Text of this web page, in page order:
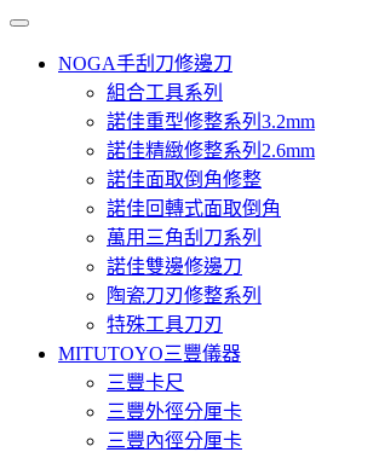
NOGA手刮刀修邊刀
組合工具系列
諾佳重型修整系列3.2mm
諾佳精緻修整系列2.6mm
諾佳面取倒角修整
諾佳回轉式面取倒角
萬用三角刮刀系列
諾佳雙邊修邊刀
陶瓷刀刃修整系列
特殊工具刀刃
MITUTOYO三豐儀器
三豐卡尺
三豐外徑分厘卡
三豐內徑分厘卡